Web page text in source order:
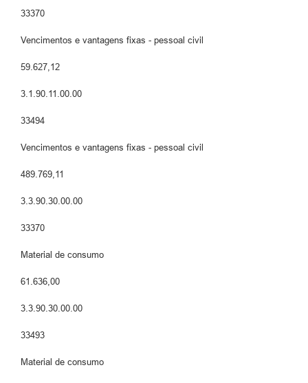
33370
Vencimentos e vantagens fixas - pessoal civil
59.627,12
3.1.90.11.00.00
33494
Vencimentos e vantagens fixas - pessoal civil
489.769,11
3.3.90.30.00.00
33370
Material de consumo
61.636,00
3.3.90.30.00.00
33493
Material de consumo